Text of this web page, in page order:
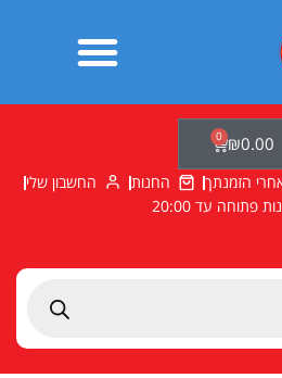
₪0.00
0
עגלת
קניות
הזמנתך החנות
החשבון שלי
פתוחה עד 20:00